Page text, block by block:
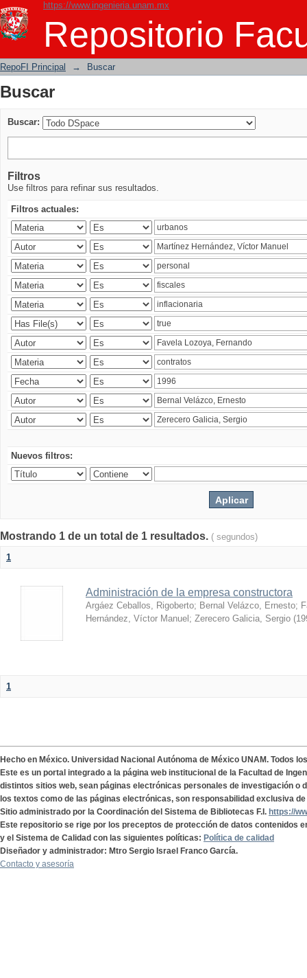
https://www.ingenieria.unam.mx
Repositorio
Buscar
RepoFI Principal → Buscar
Buscar
Buscar:
Filtros
Use filtros para refinar sus resultados.
Filtros actuales:
Nuevos filtros:
Mostrando 1 de un total de 1 resultados. ( segundos)
1
Administración de la empresa constructora
Argáez Ceballos, Rigoberto; Bernal Velázco, Ernesto;
Hernández, Víctor Manuel ; Zerecero Galicia, Sergio (
1
Hecho en México. Universidad Nacional Autónoma de México UNAM. Todos
Este es un portal integrado a la página web institucional de la Facultad de
distintos sitios web, sean páginas electrónicas personales de investigación o
los textos como de las páginas electrónicas, son responsabilidad exclusiva
Sitio administrado por la Coordinación del Sistema de Bibliotecas F.I. https://
Este repositorio se rige por los preceptos de protección de datos contenidos
y el Sistema de Calidad con las siguientes políticas: Política de calidad
Diseñador y administrador: Mtro Sergio Israel Franco García.
Contacto y asesoría